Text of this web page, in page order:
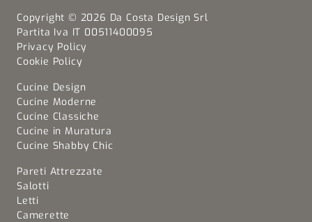
Copyright © 2026 Da Costa Design Srl
Partita Iva IT 00511400095
Privacy Policy
Cookie Policy
Cucine Design
Cucine Moderne
Cucine Classiche
Cucine in Muratura
Cucine Shabby Chic
Pareti Attrezzate
Salotti
Letti
Camerette